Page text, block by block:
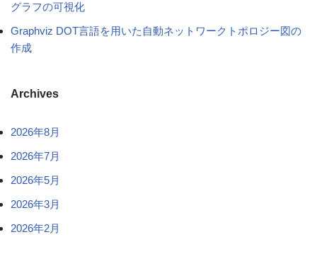
グラフの可視化
Graphviz DOT言語を用いた自動ネットワークトポロジー図の
作成
Archives
2026年8月
2026年7月
2026年5月
2026年3月
2026年2月